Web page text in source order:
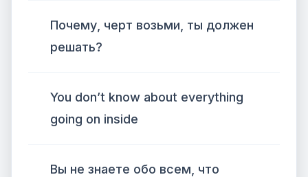
Почему, черт возьми, ты должен
решать?
You don’t know about everything
going on inside
Вы не знаете обо всем, что